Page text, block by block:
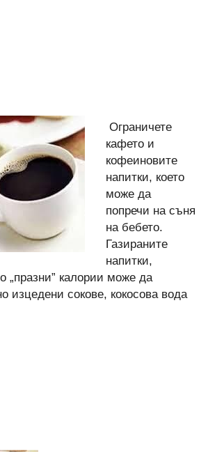
Ограничете
кафето и
кофеиновите
напитки, което
може да
попречи на съня
на бебето.
Газираните
напитки,
„празни” калории може да
изцедени сокове, кокосова вода